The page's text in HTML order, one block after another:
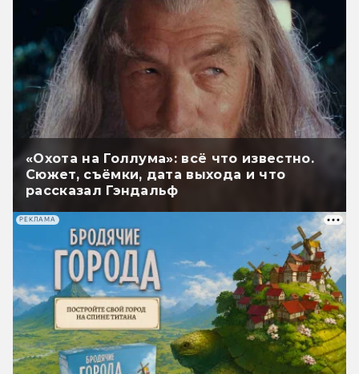
«Охота на Голлума»: всё что известно.
Сюжет, съёмки, дата выхода и что
рассказал Гэндальф
РЕКЛАМА